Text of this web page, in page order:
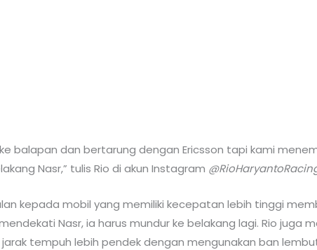
balapan dan bertarung dengan Ericsson tapi kami
Nasr,” tulis Rio di akun Instagram
kepada mobil yang memiliki kecepatan lebih tinggi
Nasr, ia harus mundur ke belakang lagi. Rio juga
tempuh lebih pendek dengan mengunakan ban